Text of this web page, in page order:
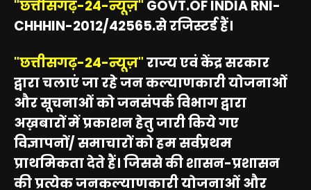
"छत्तीसगढ़-24-न्यूज़" GOVT.OF INDIA RNI-
CHHHIN-2012/42565.से रजिस्टर्ड हैं।
"छत्तीसगढ़-24-न्यूज़"राज्य एवं केंद्र सरकार
द्वारा चलाएं जा रहे जन कल्याणकारी योजनाओं
और सूचनाओं को जनसंपर्क विभाग द्वारा
अख़बारों में प्रकाशन हेतु जारी किये गए
विज्ञापनों/ समाचारों को हम सर्वप्रथम
प्राथमिकता देते हैं। जिससे की शासन-प्रशासन
की प्रत्येक जनकल्याणकारी योजनाओं और